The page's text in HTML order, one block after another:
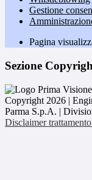
Gestione
Pagina
Sezione
Copyright 2026 |
Parma S.p.A. |
Disclaimer